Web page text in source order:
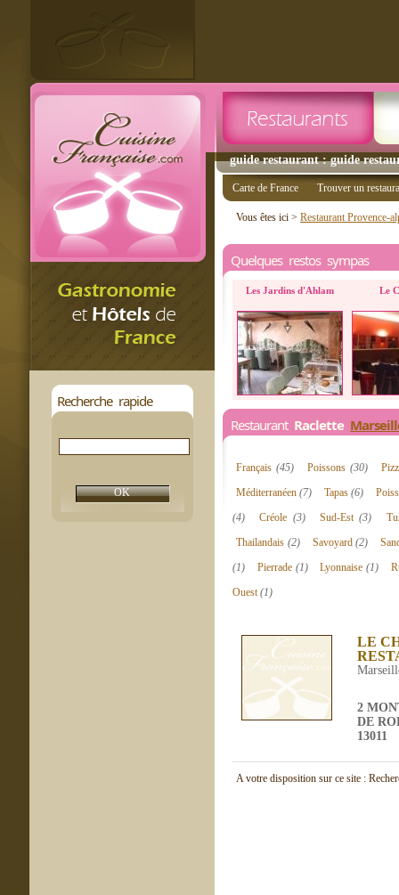
guide restaurant : guide
Recherche rapide
Carte de France Trouver un
Vous êtes ici > Restaurant Provence-
Quelques restos sympas
Les Jardins d'Ahlam Le
Restaurant Raclette
Français (45) Poissons(30)
Méditerranéen(7) Tapas(6)
(4)
Créole (3) Sud-Est(3)
Thailandais (2) Savoyard(2)
(1)
Pierrade (1) Lyonnaise(1)
Ouest(1)
LE
2
DE
13011
A votre disposition sur ce site :